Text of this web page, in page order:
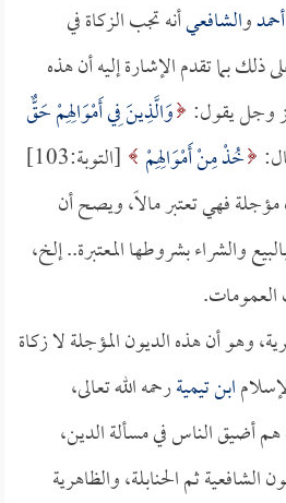
أحمدوالشافعيأنه تجب الزكاة في
ذلك بما تقدم الإشارة إليه أن هذه
عز وجل يقول: وَالَّذِينَ فِي أَمْوَالِهِمْ حَقٌّ
خُذْ مِنْ أَمْوَالِهِمْ
[التوبة:103]
فهي تعتبر مالاً، ويصح أن
والشراء بشروطها المعتبرة.. إلخ،
وهو أن هذه الديون المؤجلة لا زكاة
ابن تيميةرحمه الله تعالى،
هم أضيق الناس في مسألة الدين،
ثم الحنابلة، والظاهرية